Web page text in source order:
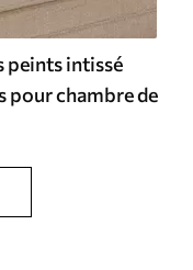
peints intissé
pour chambre de